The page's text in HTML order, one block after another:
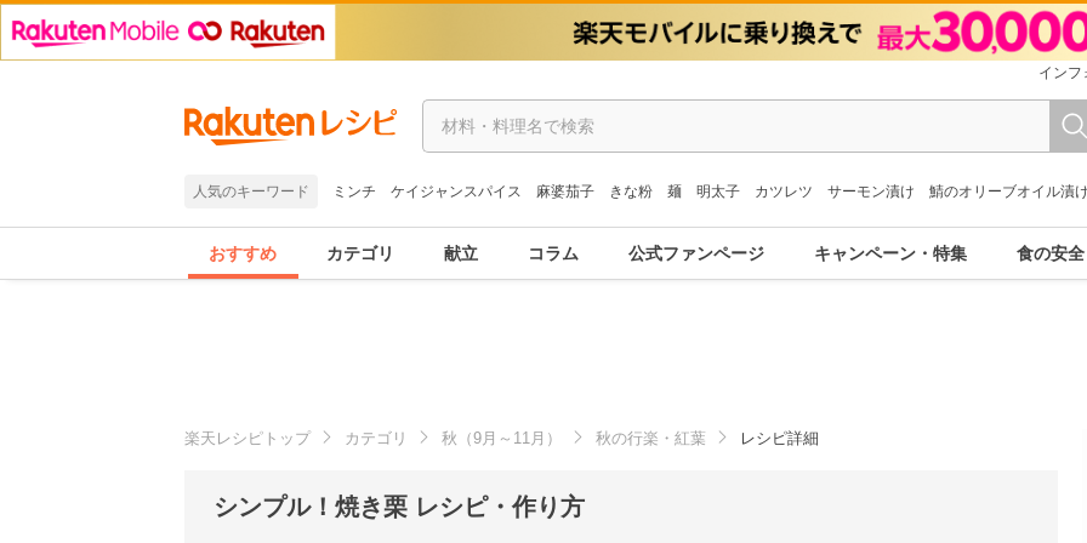
インフ
人気のキーワード ミンチ ケイジャンスパイス 麻婆茄子 きな粉 麺 明太子 カツレツ サーモン漬け 鯖のオリーブオイル漬
おすすめ カテゴリ 献立 コラム 公式ファンページ キャンペーン・特集 食の安全
楽天レシピトップ カテゴリ 秋（9月～11月） 秋の行楽・紅葉 レシピ詳細
シンプル！焼き栗 レシピ・作り方